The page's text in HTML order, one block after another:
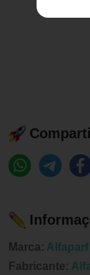
Marca: Alfaparf
Fabricante: